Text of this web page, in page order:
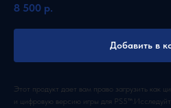
8 500 р.
Добавить в
Этот продукт дает вам право загрузить как
и цифровую версию игры для